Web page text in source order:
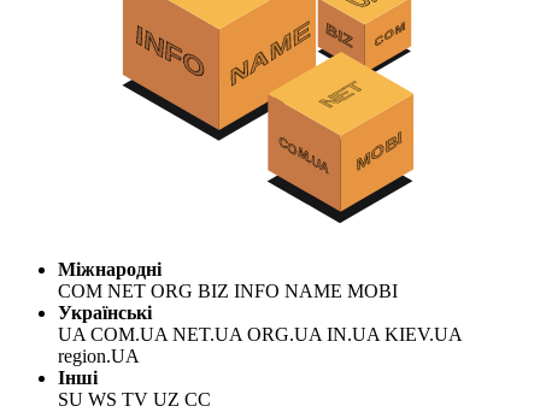
Міжнародні
COM NET ORG BIZ INFO NAME MOBI
Українські
UA COM.UA NET.UA ORG.UA IN.UA KIEV.UA
region.UA
Інші
SU WS TV UZ CC